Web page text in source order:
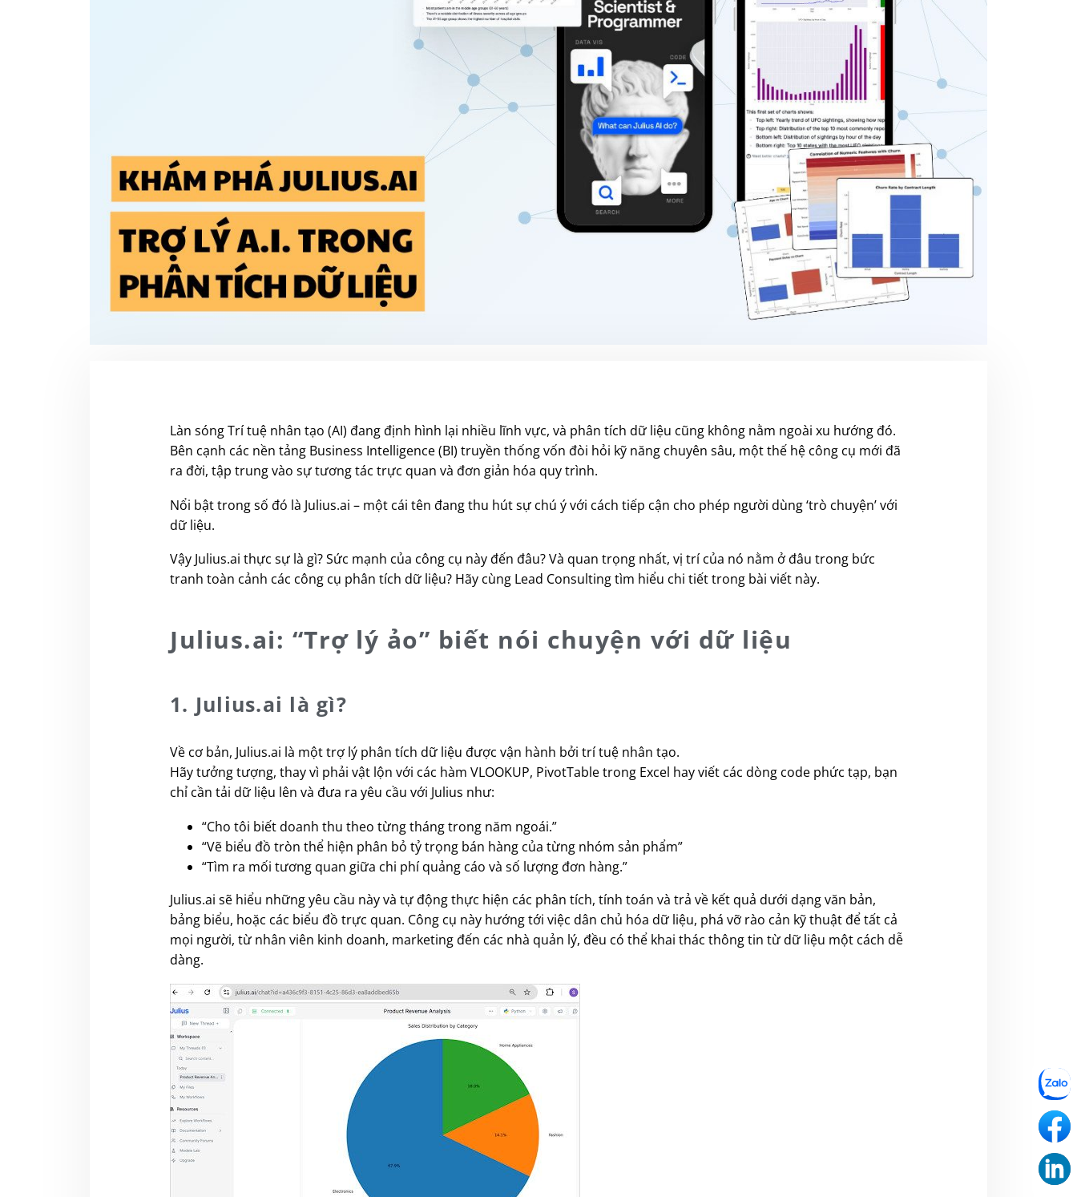
Làn sóng Trí tuệ nhân tạo (AI) đang định hình lại nhiều lĩnh vực, và phân tích dữ liệu cũng không nằm ngoài xu hướng đó.
Bên cạnh các nền tảng Business Intelligence (BI) truyền thống vốn đòi hỏi kỹ năng chuyên sâu, một thế hệ công cụ mới đã
ra đời, tập trung vào sự tương tác trực quan và đơn giản hóa quy trình.
Nổi bật trong số đó là Julius.ai – một cái tên đang thu hút sự chú ý với cách tiếp cận cho phép người dùng ‘trò chuyện’ với
dữ liệu.
Vậy Julius.ai thực sự là gì? Sức mạnh của công cụ này đến đâu? Và quan trọng nhất, vị trí của nó nằm ở đâu trong bức
tranh toàn cảnh các công cụ phân tích dữ liệu? Hãy cùng Lead Consulting tìm hiểu chi tiết trong bài viết này.
Julius.ai: “Trợ lý ảo” biết nói chuyện với dữ liệu
1. Julius.ai là gì?
Về cơ bản, Julius.ai là một trợ lý phân tích dữ liệu được vận hành bởi trí tuệ nhân tạo.
Hãy tưởng tượng, thay vì phải vật lộn với các hàm VLOOKUP, PivotTable trong Excel hay viết các dòng code phức tạp, bạn
chỉ cần tải dữ liệu lên và đưa ra yêu cầu với Julius như:
“Cho tôi biết doanh thu theo từng tháng trong năm ngoái.”
“Vẽ biểu đồ tròn thể hiện phân bỏ tỷ trọng bán hàng của từng nhóm sản phẩm”
“Tìm ra mối tương quan giữa chi phí quảng cáo và số lượng đơn hàng.”
Julius.ai sẽ hiểu những yêu cầu này và tự động thực hiện các phân tích, tính toán và trả về kết quả dưới dạng văn bản,
bảng biểu, hoặc các biểu đồ trực quan. Công cụ này hướng tới việc dân chủ hóa dữ liệu, phá vỡ rào cản kỹ thuật để tất cả
mọi người, từ nhân viên kinh doanh, marketing đến các nhà quản lý, đều có thể khai thác thông tin từ dữ liệu một cách dễ
dàng.